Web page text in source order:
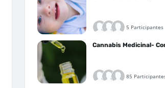
5 Participantes
85